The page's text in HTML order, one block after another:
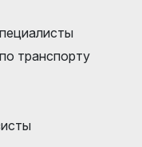
транспорту